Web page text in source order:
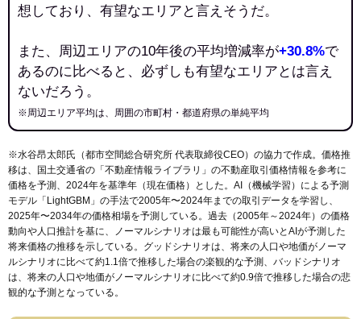
想しており、有望なエリアと言えそうだ。
また、周辺エリアの10年後の平均増減率が+30.8%で
あるのに比べると、必ずしも有望なエリアとは言え
ないだろう。
※周辺エリア平均は、周囲の市町村・都道府県の単純平均
※水谷昂太郎氏（都市空間総合研究所 代表取締役CEO）の協力で作成。価格推
移は、国土交通省の「 不動産情報ライブラリ 」の不動産取引価格情報を参考に
価格を予測、2024年を基準年（現在価格）とした。AI（機械学習）による予測
モデル「LightGBM」の手法で2005年〜2024年までの取引データを学習し、
2025年〜2034年の価格相場を予測している。過去（2005年～2024年）の価格
動向や人口推計を基に、ノーマルシナリオは最も可能性が高いとAIが予測した
将来価格の推移を示している。グッドシナリオは、将来の人口や地価がノーマ
ルシナリオに比べて約1.1倍で推移した場合の楽観的な予測、バッドシナリオ
は、将来の人口や地価がノーマルシナリオに比べて約0.9倍で推移した場合の悲
観的な予測となっている。